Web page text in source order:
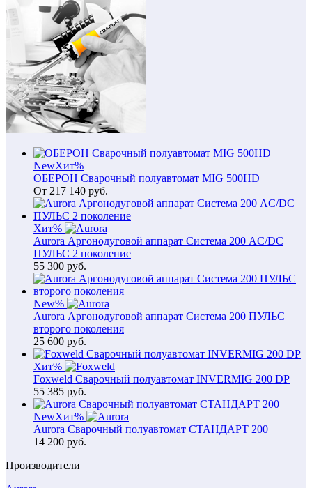
NewХит%
ОБЕРОН Сварочный полуавтомат MIG 500HD
От 217 140 руб.
Хит%
Aurora Аргонодуговой аппарат Система 200 AC/DC
ПУЛЬС 2 поколение
55 300 руб.
New%
Aurora Аргонодуговой аппарат Система 200 ПУЛЬС
второго поколения
25 600 руб.
Хит%
Foxweld Сварочный полуавтомат INVERMIG 200 DP
55 385 руб.
NewХит%
Aurora Сварочный полуавтомат СТАНДАРТ 200
14 200 руб.
Производители